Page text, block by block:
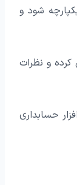
شود و
کرده و نظرات
حسابداری